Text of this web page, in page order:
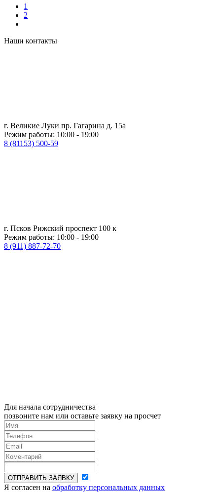
1
2
Наши контакты
г. Великие Луки пр. Гагарина д. 15а
Режим работы: 10:00 - 19:00
8 (81153) 500-59
г. Псков Рижский проспект 100 к
Режим работы: 10:00 - 19:00
8 (911) 887-72-70
Для начала сотрудничества
позвоните нам или оставьте заявку на просчет
ОТПРАВИТЬ ЗАЯВКУ
Я согласен на обработку персональных данных